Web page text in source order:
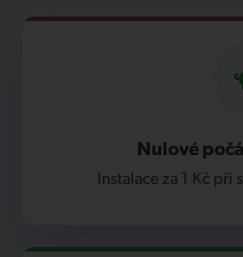
Nulové
Instalace za 1 Kč při